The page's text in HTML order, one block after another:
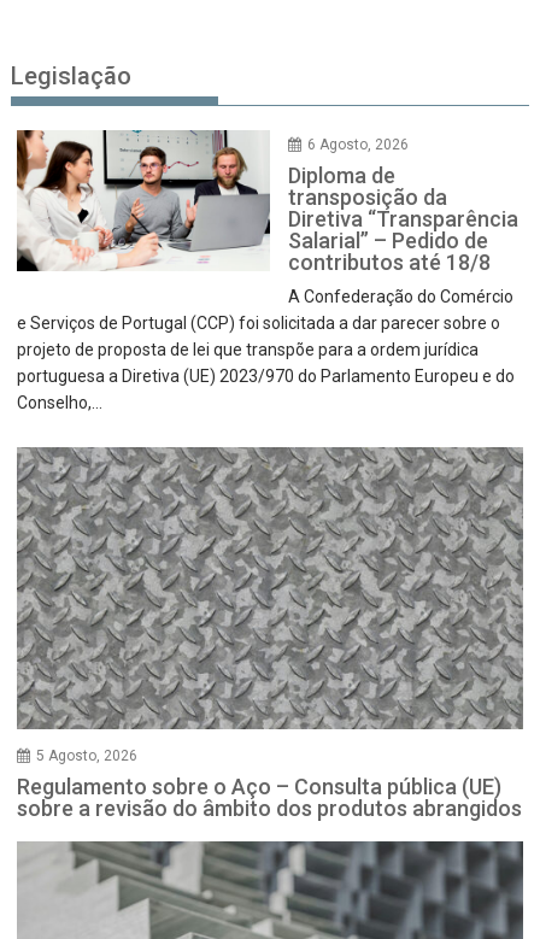
Legislação
6 Agosto, 2026
Diploma de
transposição da
Diretiva “Transparência
Salarial” – Pedido de
contributos até 18/8
A Confederação do Comércio
e Serviços de Portugal (CCP) foi solicitada a dar parecer sobre o
projeto de proposta de lei que transpõe para a ordem jurídica
portuguesa a Diretiva (UE) 2023/970 do Parlamento Europeu e do
Conselho,...
5 Agosto, 2026
Regulamento sobre o Aço – Consulta pública (UE)
sobre a revisão do âmbito dos produtos abrangidos